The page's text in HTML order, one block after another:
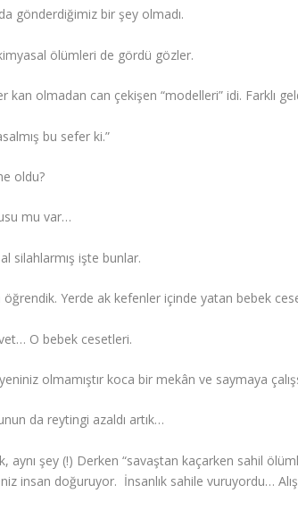
gönderdiğimiz bir şey olmadı.
ölümleri de gördü gözler.
kan olmadan can çekişen “modelleri” idi. Farklı
bu sefer ki.”
oldu?
mu var…
silahlarmış işte bunlar.
öğrendik. Yerde ak kefenler içinde yatan bebek
O bebek cesetleri.
olmamıştır koca bir mekân ve saymaya
da reytingi azaldı artık…
aynı şey (!) Derken “savaştan kaçarken sahil
insan doğuruyor. İnsanlık sahile vuruyordu…